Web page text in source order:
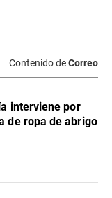
Contenido deCorreo
interviene por
de ropa de abrigo